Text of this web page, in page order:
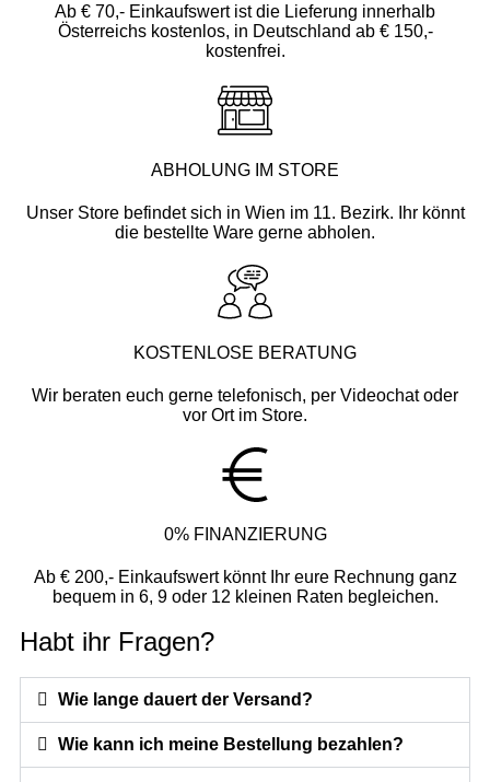
Ab € 70,- Einkaufswert ist die Lieferung innerhalb
Österreichs kostenlos, in Deutschland ab € 150,-
kostenfrei.
ABHOLUNG IM STORE
Unser Store befindet sich in Wien im 11. Bezirk. Ihr könnt
die bestellte Ware gerne abholen.
KOSTENLOSE BERATUNG
Wir beraten euch gerne telefonisch, per Videochat oder
vor Ort im Store.
0% FINANZIERUNG
Ab € 200,- Einkaufswert könnt Ihr eure Rechnung ganz
bequem in 6, 9 oder 12 kleinen Raten begleichen.
Habt ihr Fragen?
Wie lange dauert der Versand?
Wie kann ich meine Bestellung bezahlen?